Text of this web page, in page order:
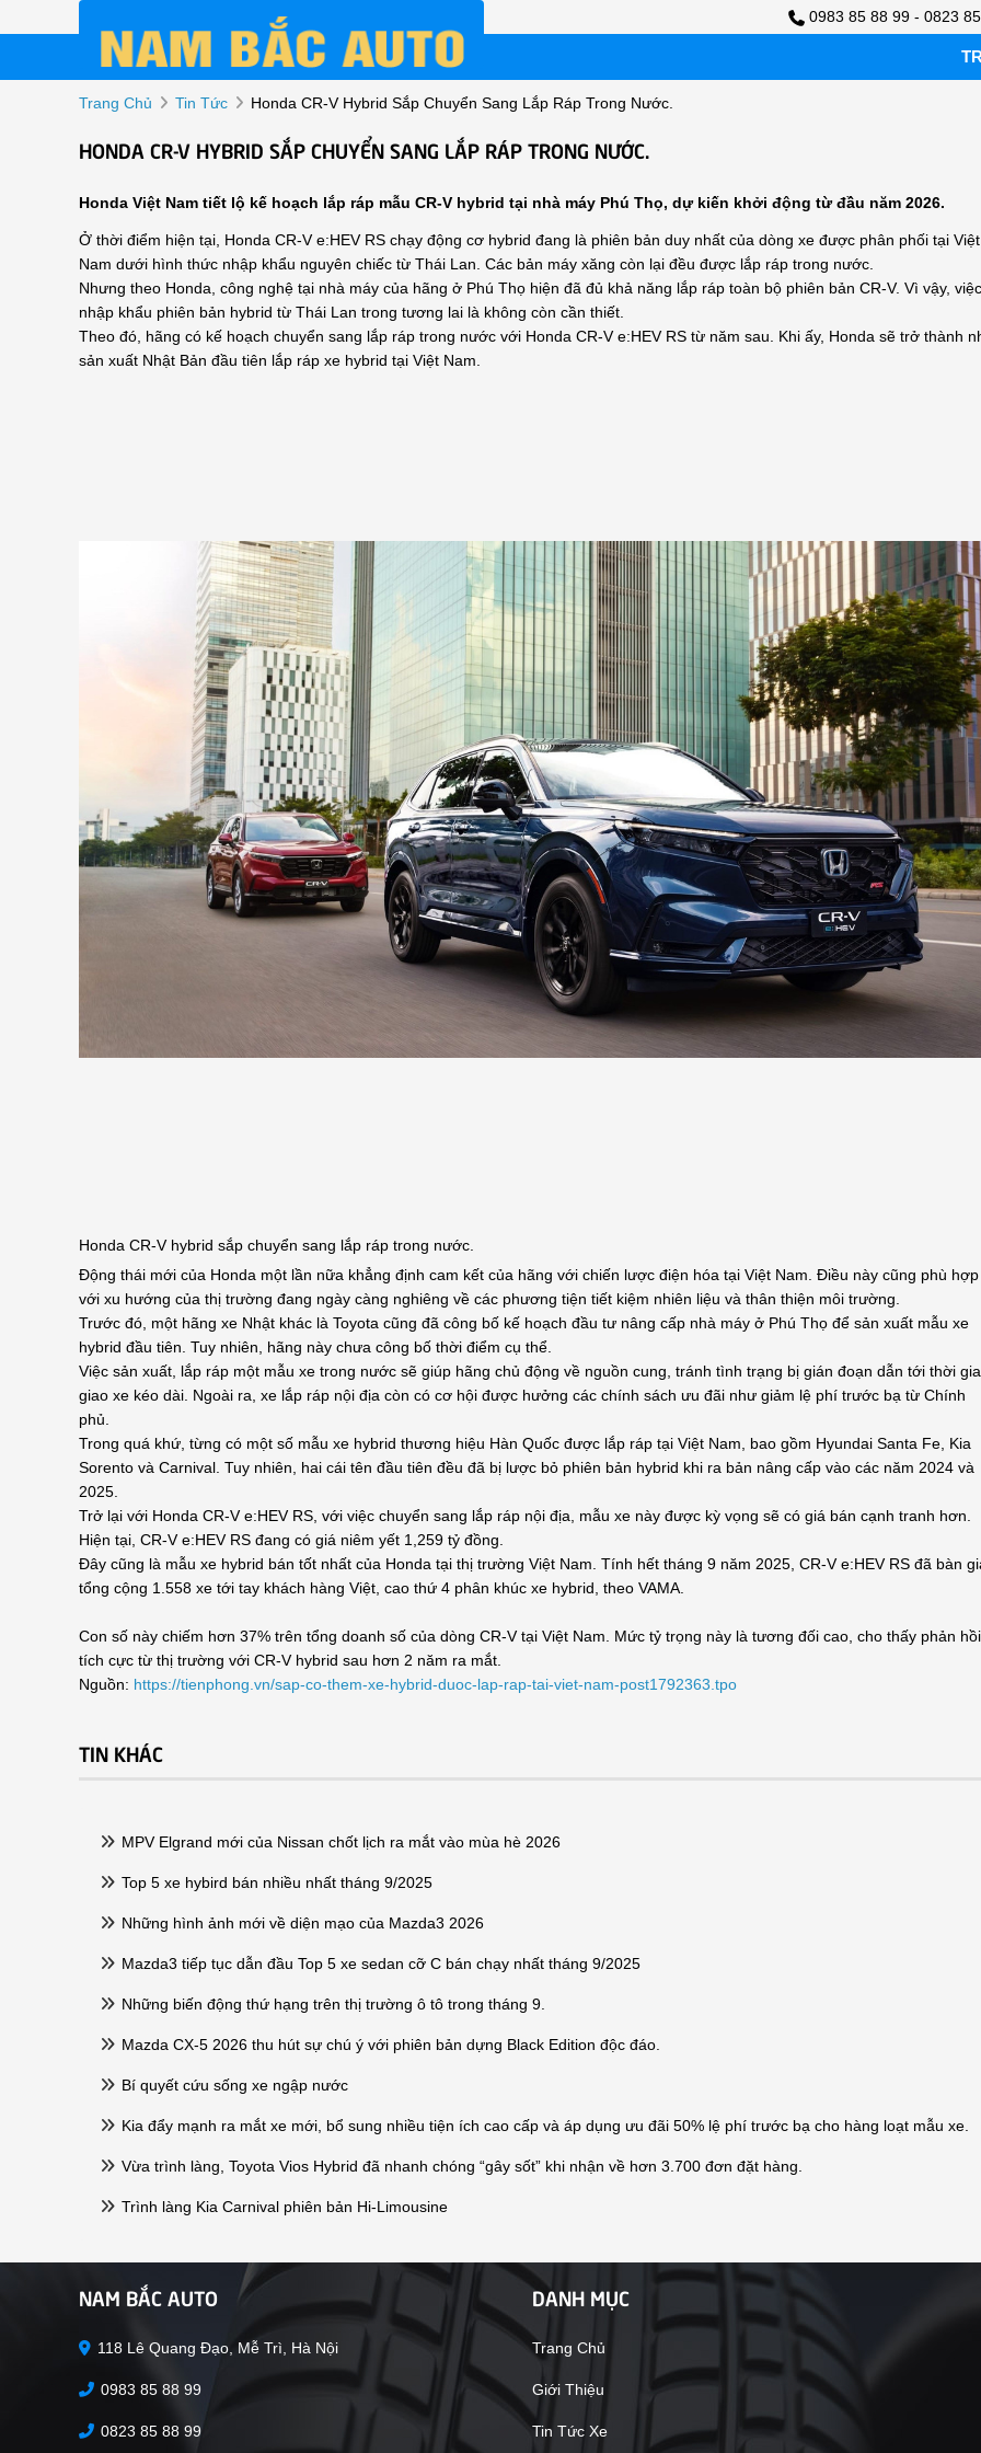
0983 85 88 99 - 0823
Trang Chủ Tin Tức Honda CR-V Hybrid Sắp Chuyển Sang Lắp Ráp Trong Nước.
HONDA CR-V HYBRID SẮP CHUYỂN SANG LẮP RÁP TRONG NƯỚC.
Honda Việt Nam tiết lộ kế hoạch lắp ráp mẫu CR-V hybrid tại nhà máy Phú Thọ, dự kiến khởi động từ đầu năm 2026.
Ở thời điểm hiện tại, Honda CR-V e:HEV RS chạy động cơ hybrid đang là phiên bản duy nhất của dòng xe được phân phối tại Việt
Nam dưới hình thức nhập khẩu nguyên chiếc từ Thái Lan. Các bản máy xăng còn lại đều được lắp ráp trong nước.
Nhưng theo Honda, công nghệ tại nhà máy của hãng ở Phú Thọ hiện đã đủ khả năng lắp ráp toàn bộ phiên bản CR-V. Vì vậy, việc
nhập khẩu phiên bản hybrid từ Thái Lan trong tương lai là không còn cần thiết.
Theo đó, hãng có kế hoạch chuyển sang lắp ráp trong nước với Honda CR-V e:HEV RS từ năm sau. Khi ấy, Honda sẽ trở thành
sản xuất Nhật Bản đầu tiên lắp ráp xe hybrid tại Việt Nam.
Honda CR-V hybrid sắp chuyển sang lắp ráp trong nước.
Động thái mới của Honda một lần nữa khẳng định cam kết của hãng với chiến lược điện hóa tại Việt Nam. Điều này cũng phù hợp
với xu hướng của thị trường đang ngày càng nghiêng về các phương tiện tiết kiệm nhiên liệu và thân thiện môi trường.
Trước đó, một hãng xe Nhật khác là Toyota cũng đã công bố kế hoạch đầu tư nâng cấp nhà máy ở Phú Thọ để sản xuất mẫu xe
hybrid đầu tiên. Tuy nhiên, hãng này chưa công bố thời điểm cụ thể.
Việc sản xuất, lắp ráp một mẫu xe trong nước sẽ giúp hãng chủ động về nguồn cung, tránh tình trạng bị gián đoạn dẫn tới thời
giao xe kéo dài. Ngoài ra, xe lắp ráp nội địa còn có cơ hội được hưởng các chính sách ưu đãi như giảm lệ phí trước bạ từ Chính
phủ.
Trong quá khứ, từng có một số mẫu xe hybrid thương hiệu Hàn Quốc được lắp ráp tại Việt Nam, bao gồm Hyundai Santa Fe, Kia
Sorento và Carnival. Tuy nhiên, hai cái tên đầu tiên đều đã bị lược bỏ phiên bản hybrid khi ra bản nâng cấp vào các năm 2024 và
2025.
Trở lại với Honda CR-V e:HEV RS, với việc chuyển sang lắp ráp nội địa, mẫu xe này được kỳ vọng sẽ có giá bán cạnh tranh hơn.
Hiện tại, CR-V e:HEV RS đang có giá niêm yết 1,259 tỷ đồng.
Đây cũng là mẫu xe hybrid bán tốt nhất của Honda tại thị trường Việt Nam. Tính hết tháng 9 năm 2025, CR-V e:HEV RS đã bàn
tổng cộng 1.558 xe tới tay khách hàng Việt, cao thứ 4 phân khúc xe hybrid, theo VAMA.
Con số này chiếm hơn 37% trên tổng doanh số của dòng CR-V tại Việt Nam. Mức tỷ trọng này là tương đối cao, cho thấy phản hồi
tích cực từ thị trường với CR-V hybrid sau hơn 2 năm ra mắt.
Nguồn: https://tienphong.vn/sap-co-them-xe-hybrid-duoc-lap-rap-tai-viet-nam-post1792363.tpo
TIN KHÁC
MPV Elgrand mới của Nissan chốt lịch ra mắt vào mùa hè 2026
Top 5 xe hybird bán nhiều nhất tháng 9/2025
Những hình ảnh mới về diện mạo của Mazda3 2026
Mazda3 tiếp tục dẫn đầu Top 5 xe sedan cỡ C bán chạy nhất tháng 9/2025
Những biến động thứ hạng trên thị trường ô tô trong tháng 9.
Mazda CX-5 2026 thu hút sự chú ý với phiên bản dựng Black Edition độc đáo.
Bí quyết cứu sống xe ngập nước
Kia đẩy mạnh ra mắt xe mới, bổ sung nhiều tiện ích cao cấp và áp dụng ưu đãi 50% lệ phí trước bạ cho hàng loạt mẫu xe.
Vừa trình làng, Toyota Vios Hybrid đã nhanh chóng “gây sốt” khi nhận về hơn 3.700 đơn đặt hàng.
Trình làng Kia Carnival phiên bản Hi-Limousine
NAM BẮC AUTO
118 Lê Quang Đạo, Mễ Trì, Hà Nội
0983 85 88 99
0823 85 88 99
DANH MỤC
Trang Chủ
Giới Thiệu
Tin Tức Xe